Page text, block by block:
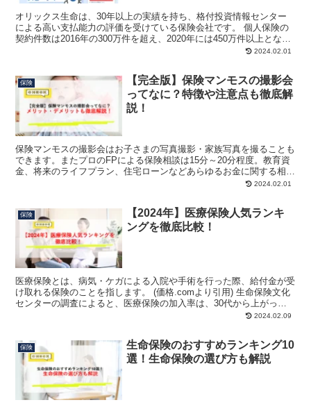
オリックス生命は、30年以上の実績を持ち、格付投資情報センター
による高い支払能力の評価を受けている保険会社です。 個人保険の
契約件数は2016年の300万件を超え、2020年には450万件以上とな
2024.02.01
保険
【完全版】保険マンモスの撮影会
ってなに？特徴や注意点も徹底解
説！
保険マンモスの撮影会はお子さまの写真撮影・家族写真を撮ることも
できます。またプロのFPによる保険相談は15分～20分程度。教育資
金、将来のライフプラン、住宅ローンなどあらゆるお金に関する相談
に対応しています。写真撮影も保険相談も全て無料です。本記事では
2024.02.01
保険
【2024年】医療保険人気ランキ
ングを徹底比較！
医療保険とは、病気・ケガによる入院や手術を行った際、給付金が受
け取れる保険のことを指します。 (価格.comより引用) 生命保険文化
センターの調査によると、医療保険の加入率は、30代から上がって
2024.02.09
保険
生命保険のおすすめランキング10
選！生命保険の選び方も解説